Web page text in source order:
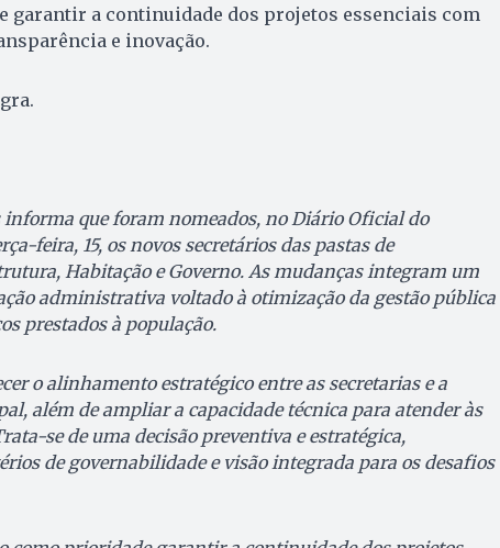
garantir a continuidade dos projetos essenciais com
e inovação.
informa que foram nomeados, no Diário Oficial do
feira, 15, os novos secretários das pastas de
Habitação e Governo. As mudanças integram um
administrativa voltado à otimização da gestão pública
prestados à população.
o alinhamento estratégico entre as secretarias e a
além de ampliar a capacidade técnica para atender às
se de uma decisão preventiva e estratégica,
de governabilidade e visão integrada para os desafios